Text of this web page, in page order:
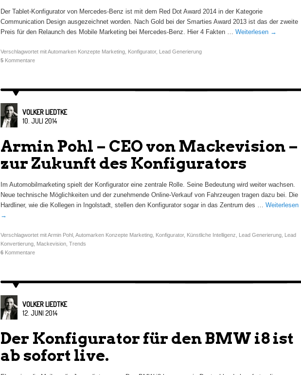
Der Tablet-Konfigurator von Mercedes-Benz ist mit dem Red Dot Award 2014 in der Kategorie
Communication Design ausgezeichnet worden. Nach Gold bei der Smarties Award 2013 ist das der zweite
Preis für den Relaunch des Mobile Marketing bei Mercedes-Benz. Hier 4 Fakten … Weiterlesen →
Verschlagwortet mit Automarken Konzepte Marketing, Konfigurator, Lead Generierung
5Kommentare
VOLKER LIEDTKE
10. JULI 2014
Armin Pohl – CEO von Mackevision –
zur Zukunft des Konfigurators
Im Automobilmarketing spielt der Konfigurator eine zentrale Rolle. Seine Bedeutung wird weiter wachsen.
Neue technische Möglichkeiten und der zunehmende Online-Verkauf von Fahrzeugen tragen dazu bei. Die
Hardliner, wie die Kollegen in Ingolstadt, stellen den Konfigurator sogar in das Zentrum des … Weiterlesen
→
Verschlagwortet mit Armin Pohl, Automarken Konzepte Marketing, Konfigurator, Künstliche Intelligenz Lead Generierung, Lead
Konvertierung, Mackevision, Trends
6Kommentare
VOLKER LIEDTKE
12. JUNI 2014
Der Konfigurator für den BMW i8 ist
ab sofort live.